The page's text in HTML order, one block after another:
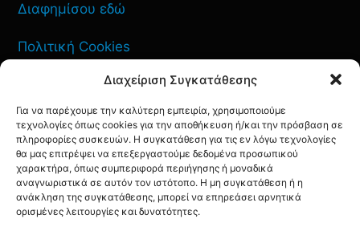
Διαχείριση Συγκατάθεσης
Για να παρέχουμε την καλύτερη εμπειρία, χρησιμοποιούμε
τεχνολογίες όπως cookies για την αποθήκευση ή/και την πρόσβαση σε
πληροφορίες συσκευών. Η συγκατάθεση για τις εν λόγω τεχνολογίες
θα μας επιτρέψει να επεξεργαστούμε δεδομένα προσωπικού
χαρακτήρα, όπως συμπεριφορά περιήγησης ή μοναδικά
αναγνωριστικά σε αυτόν τον ιστότοπο. Η μη συγκατάθεση ή η
ανάκληση της συγκατάθεσης, μπορεί να επηρεάσει αρνητικά
ορισμένες λειτουργίες και δυνατότητες.
Διαφημίσου εδώ
Πολιτική Cookies
Πολιτική Απορρήτου
ΕΠΙΚΟΙΝΩΝΙΑ